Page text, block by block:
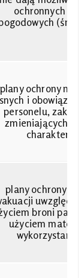
ochronnych w
plany ochrony nie
i
personelu,
zmieniających
charakterze
plany ochrony
broni
użyciem